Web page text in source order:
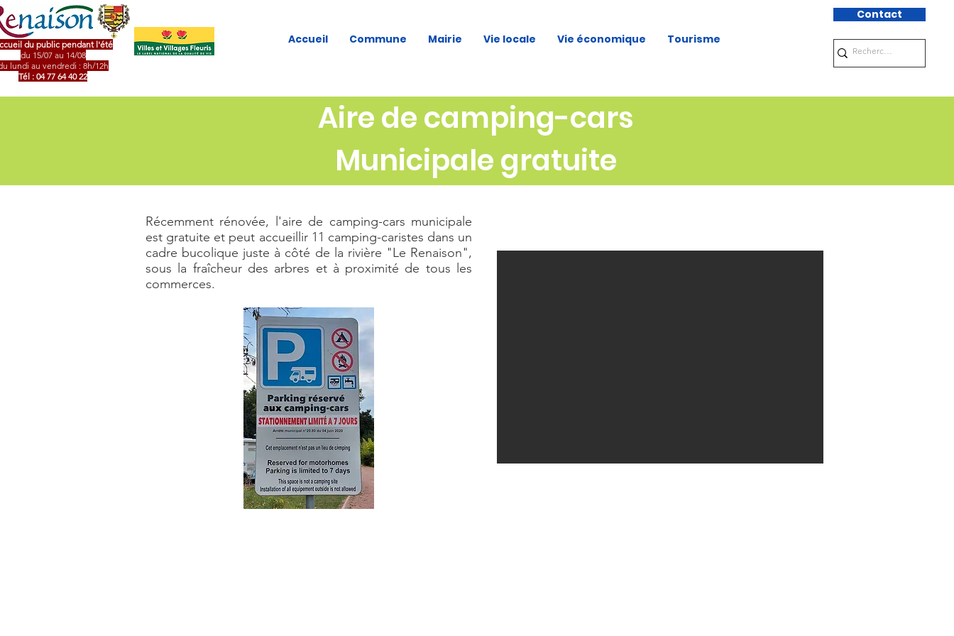
du public pendant l'été
du 15/07 au 14/08
lundi au vendredi : 8h/12h
Tél : 04 77 64 40 22
Accueil Commune Mairie Vie locale Vie économique Tourisme
Contact
Aire de camping-cars
Municipale gratuite
Récemment rénovée, l'aire de camping-cars municipale
est gratuite et peut accueillir 11 camping-caristes dans un
cadre bucolique juste à côté de la rivière "Le Renaison",
sous la fraîcheur des arbres et à proximité de tous les
commerces.